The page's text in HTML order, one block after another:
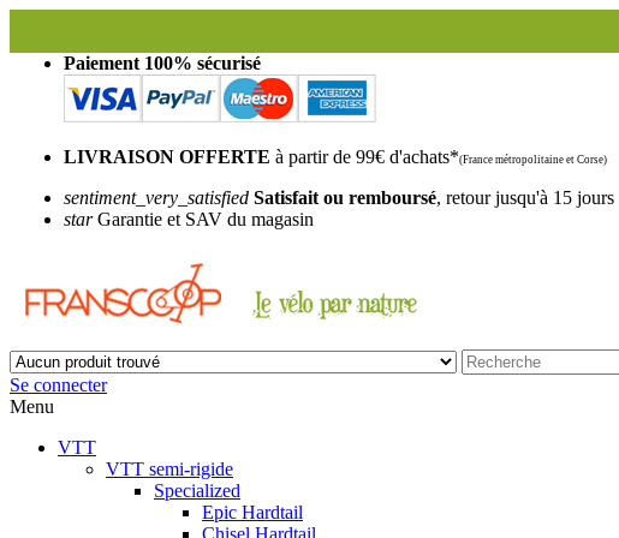
Paiement 100% sécurisé
LIVRAISON OFFERTE à partir de 99€ d'achats*(France métropolitaine et Corse)
sentiment_very_satisfied Satisfait ou remboursé, retour jusqu'à 15 jours
starGarantie et SAV du magasin
Se connecter
Menu
VTT
VTT semi-rigide
Specialized
Epic Hardtail
Chisel Hardtail